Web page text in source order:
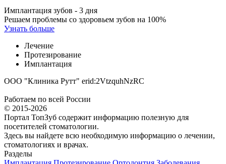
Имплантация зубов - 3 дня
Решаем проблемы со здоровьем зубов на 100%
Узнать больше
Лечение
Протезирование
Имплантация
ООО "Клиника Рутт" erid:2VtzquhNzRC
Работаем по всей России
© 2015-2026
Портал ТопЗуб содержит информацию полезную для
посетителей стоматологии.
Здесь вы найдете всю необходимую информацию о лечении,
стоматологиях и врачах.
Разделы